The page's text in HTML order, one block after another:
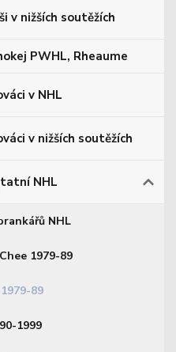
v nižších soutěžích
PWHL, Rheaume
v NHL
v nižších soutěžích
NHL
NHL
1979-89
89
1999